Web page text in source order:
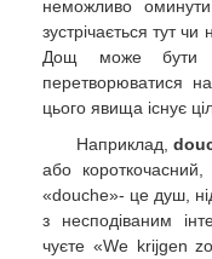
неможливо
зустрічається тут
Дощ може бути
перетворюватися
цього явища існує
Наприклад,
або
«douche»- це душ,
з несподіваним
чуєте «We krijgen